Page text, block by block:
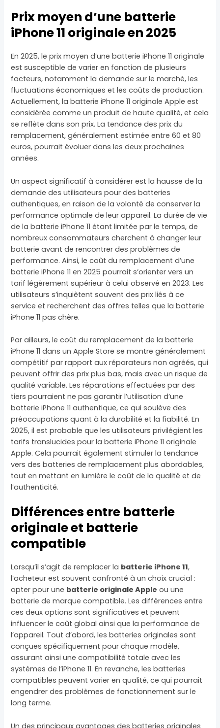
Prix moyen d’une batterie
iPhone 11 originale en 2025
En 2025, le prix moyen d’une batterie iPhone 11 originale
est susceptible de varier en fonction de plusieurs
facteurs, notamment la demande sur le marché, les
fluctuations économiques et les coûts de production.
Actuellement, la batterie iPhone 11 originale Apple est
considérée comme un produit de haute qualité, et cela
se reflète dans son prix. La tendance des prix du
remplacement, généralement estimée entre 60 et 80
euros, pourrait évoluer dans les deux prochaines
années.
Un aspect significatif à considérer est la hausse de la
demande des utilisateurs pour des batteries
authentiques, en raison de la volonté de conserver la
performance optimale de leur appareil. La durée de vie
de la batterie iPhone 11 étant limitée par le temps, de
nombreux consommateurs cherchent à changer leur
batterie avant de rencontrer des problèmes de
performance. Ainsi, le coût du remplacement d’une
batterie iPhone 11 en 2025 pourrait s’orienter vers un
tarif légèrement supérieur à celui observé en 2023. Les
utilisateurs s’inquiètent souvent des prix liés à ce
service et recherchent des offres telles que la batterie
iPhone 11 pas chère.
Par ailleurs, le coût du remplacement de la batterie
iPhone 11 dans un Apple Store se montre généralement
compétitif par rapport aux réparateurs non agréés, qui
peuvent offrir des prix plus bas, mais avec un risque de
qualité variable. Les réparations effectuées par des
tiers pourraient ne pas garantir l’utilisation d’une
batterie iPhone 11 authentique, ce qui soulève des
préoccupations quant à la durabilité et la fiabilité. En
2025, il est probable que les utilisateurs privilégient les
tarifs translucides pour la batterie iPhone 11 originale
Apple. Cela pourrait également stimuler la tendance
vers des batteries de remplacement plus abordables,
tout en mettant en lumière le coût de la qualité et de
l’authenticité.
Différences entre batterie
originale et batterie
compatible
Lorsqu’il s’agit de remplacer la batterie iPhone 11,
l’acheteur est souvent confronté à un choix crucial :
opter pour une batterie originale Apple ou une
batterie de marque compatible. Les différences entre
ces deux options sont significatives et peuvent
influencer le coût global ainsi que la performance de
l’appareil. Tout d’abord, les batteries originales sont
conçues spécifiquement pour chaque modèle,
assurant ainsi une compatibilité totale avec les
systèmes de l’iPhone 11. En revanche, les batteries
compatibles peuvent varier en qualité, ce qui pourrait
engendrer des problèmes de fonctionnement sur le
long terme.
Un des principaux avantages des batteries originales